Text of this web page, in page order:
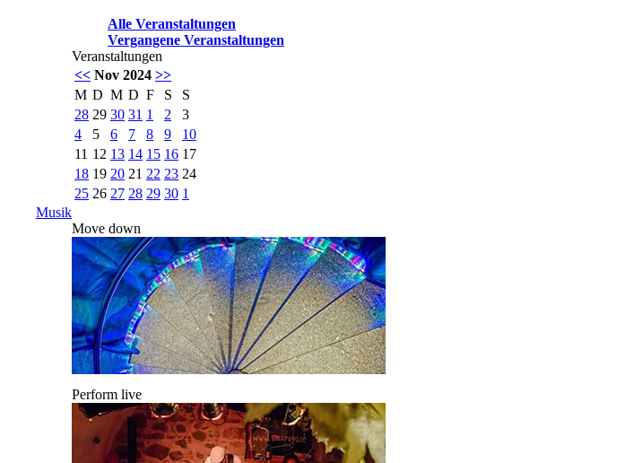
Alle Veranstaltungen
Vergangene Veranstaltungen
Veranstaltungen
<< Nov 2024 >>
M D M D F S
S
28 29 30 31 1 2
3
4
5 6 7 8 9
10
11 12 13 14 15 16 17
18 19 20 21 22 23 24
25 26 27 28 29 30 1
Musik
Move down
Perform live